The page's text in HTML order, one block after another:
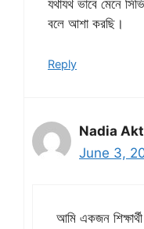
যথাযথ ভাবে মেনে
বলে আশা করছি।
Reply
Nadia
June 3,
আমি একজন